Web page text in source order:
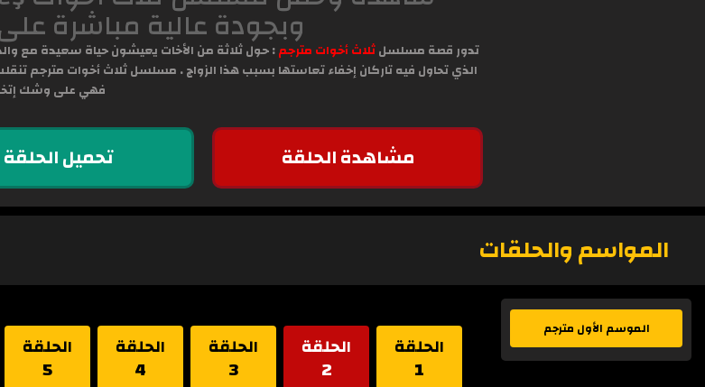
وبجودة عالية مباشرة تدور قصة مسلسلثلاث أخوات مترجم: حول ثلاثة من الأخات يعيشون حياة سعيدة مع
الذي تحاول فيه تاركان إخفاء تعاستها بسبب هذا الزواج . مسلسل ثلاث أخوات مترجم
فهي على وشك
مشاهدة الحلقة تحميل الحلقة
المواسم والحلقات
الموسم الأول مترجم
الحلقة
1
الحلقة
2
الحلقة
3
الحلقة
4
الحلقة
5